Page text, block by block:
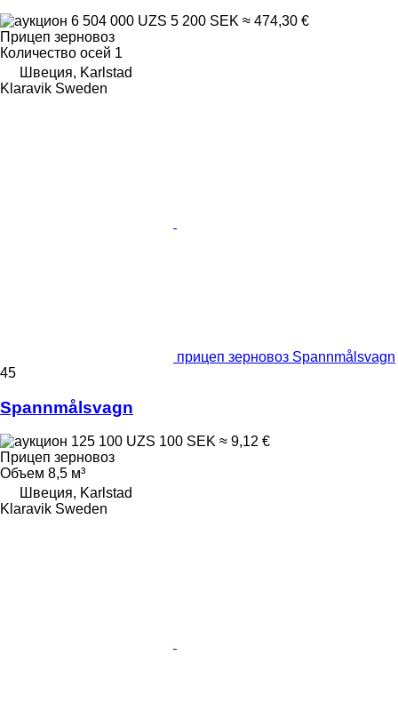
6 504 000 UZS 5 200 SEK ≈ 474,30 €
Прицеп зерновоз
Количество осей 1
Швеция, Karlstad
Klaravik Sweden
прицеп зерновоз Spannmålsvagn
45
Spannmålsvagn
125 100 UZS 100 SEK ≈ 9,12 €
Прицеп зерновоз
Объем 8,5 м³
Швеция, Karlstad
Klaravik Sweden